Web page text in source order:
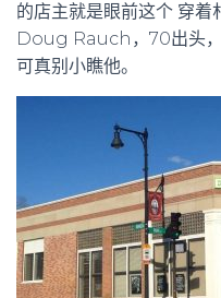
的店主就是眼前这个 穿着
Doug Rauch，70出头，
可真别小瞧他。